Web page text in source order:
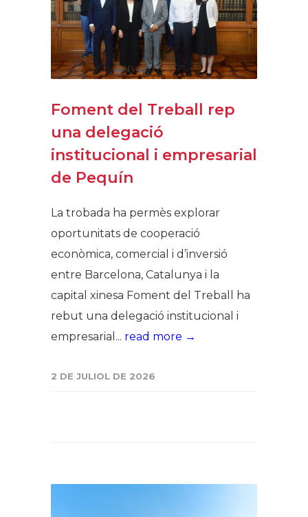
Foment del Treball rep
una delegació
institucional i empresarial
de Pequín
La trobada ha permès explorar
oportunitats de cooperació
econòmica, comercial i d’inversió
entre Barcelona, Catalunya i la
capital xinesa Foment del Treball ha
rebut una delegació institucional i
empresarial... read more →
2 DE JULIOL DE 2026